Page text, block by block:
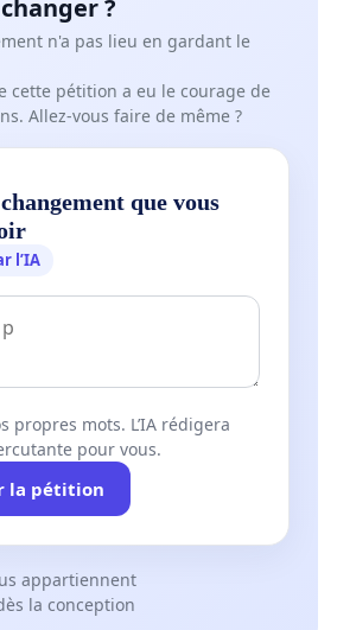
?
n'a pas lieu en gardant le
cette pétition a eu le courage de
Allez-vous faire de même ?
que vous
l’IA
propres mots. L’IA rédigera
pour vous.
la pétition
appartiennent
la conception